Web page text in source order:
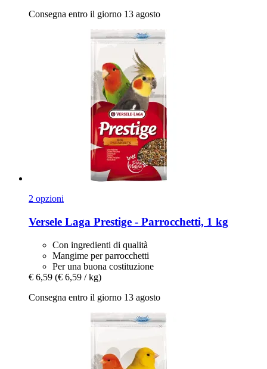
Consegna entro il giorno 13 agosto
2 opzioni
Versele Laga Prestige -​ Parrocchetti, 1 kg
Con ingredienti di qualità
Mangime per parrocchetti
Per una buona costituzione
€ 6,59 (€ 6,59 / kg)
Consegna entro il giorno 13 agosto